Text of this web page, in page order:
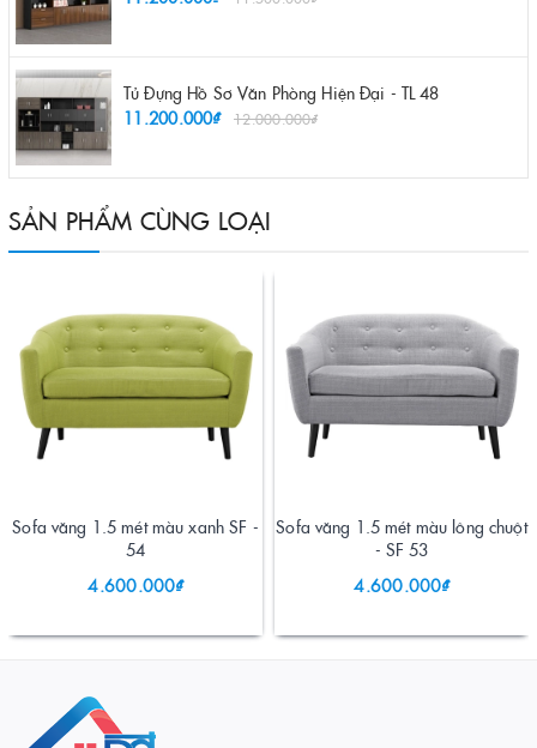
Tủ Đựng Hồ Sơ Văn Phòng Hiện Đại - TL 48
11.200.000₫
12.000.000₫
SẢN PHẨM CÙNG LOẠI
Sofa văng 1.5 mét màu xanh SF -
54
4.600.000₫
Sofa văng 1.5 mét màu lông chuột
- SF 53
4.600.000₫